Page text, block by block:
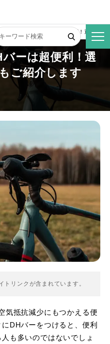
ードバイクにDHバーは超便利！選びかた
ーは超便利！選
ご紹介します
リンクが含まれています。
気抵抗減少にもつかえる便
DHバーをつけると、便利
も多いのではないでしょ